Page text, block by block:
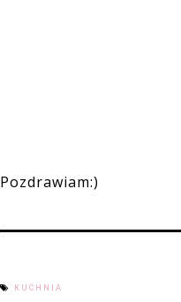
Pozdrawiam:)
KUCHNIA